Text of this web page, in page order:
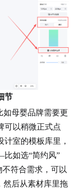
节
如母婴品牌需要更
可以稍微正式点
计室的模板库里，
如选“简约风”
不符合需求，可以
然后从素材库里拖